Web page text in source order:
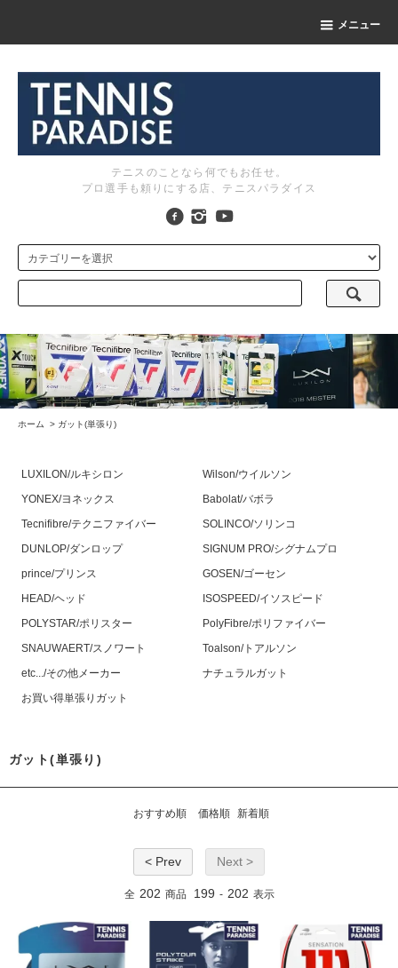
メニュー
テニスのことなら何でもお任せ。
プロ選手も頼りにする店、テニスパラダイス
ホーム > ガット(単張り)
LUXILON/ルキシロン
Wilson/ウイルソン
YONEX/ヨネックス
Babolat/バボラ
Tecnifibre/テクニファイバー
SOLINCO/ソリンコ
DUNLOP/ダンロップ
SIGNUM PRO/シグナムプロ
prince/プリンス
GOSEN/ゴーセン
HEAD/ヘッド
ISOSPEED/イソスピード
POLYSTAR/ポリスター
PolyFibre/ポリファイバー
SNAUWAERT/スノワート
Toalson/トアルソン
etc.../その他メーカー
ナチュラルガット
お買い得単張りガット
ガット(単張り)
おすすめ順 価格順 新着順
< Prev Next >
全 202 商品 199 - 202 表示